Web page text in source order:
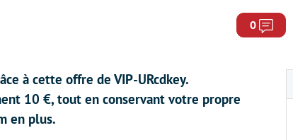
0
à cette offre de VIP-URcdkey.
10 €, tout en conservant votre propre
en plus.